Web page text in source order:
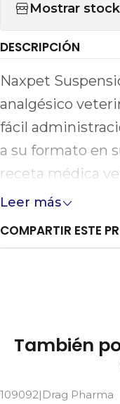
Mostrar
DESCRIPCIÓN
Naxpet
analgésico
fácil
a su formato en
receta médica
Leer más
COMPARTIR ESTE
También
109092| Drag Pharma